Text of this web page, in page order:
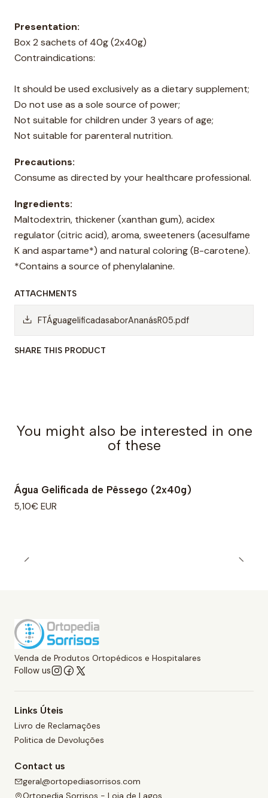
Presentation:
Box 2 sachets of 40g (2x40g)
Contraindications:
It should be used exclusively as a dietary supplement;
Do not use as a sole source of power;
Not suitable for children under 3 years of age;
Not suitable for parenteral nutrition.
Precautions:
Consume as directed by your healthcare professional.
Ingredients:
Maltodextrin, thickener (xanthan gum), acidex
regulator (citric acid), aroma, sweeteners (acesulfame
K and aspartame*) and natural coloring (B-carotene).
*Contains a source of phenylalanine.
ATTACHMENTS
FTÁguagelificadasaborAnanásR05.pdf
SHARE THIS PRODUCT
You might also be interested in one
of these
Água Gelificada de Pêssego (2x40g)
5,10€ EUR
Venda de Produtos Ortopédicos e Hospitalares
Follow us
Links Úteis
Livro de Reclamações
Politica de Devoluções
Contact us
geral@ortopediasorrisos.com
Ortopedia Sorrisos - Loja de Lagos